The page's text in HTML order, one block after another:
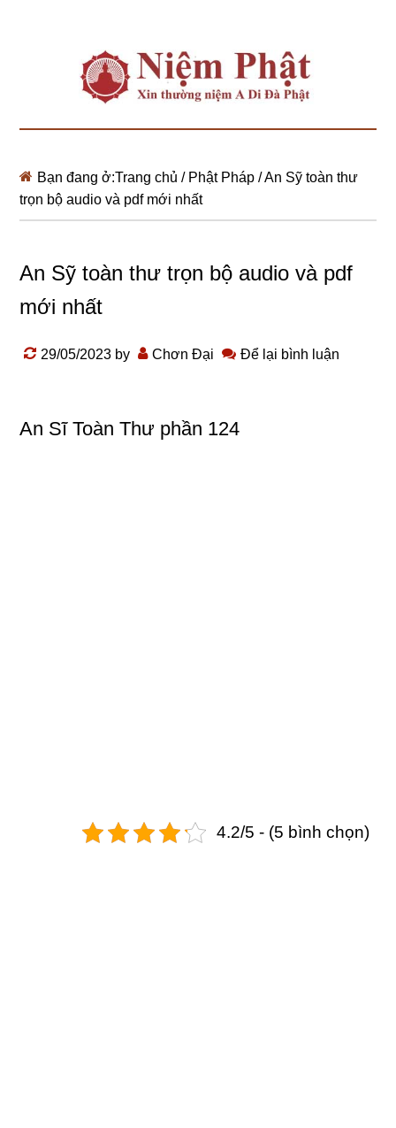
Bạn đang ở:Trang chủ / Phật Pháp /An Sỹ toàn thư
trọn bộ audio và pdf mới nhất
An Sỹ toàn thư trọn bộ audio và pdf
mới nhất
29/05/2023 by Chơn Đại Để lại bình luận
An Sĩ Toàn Thư phần 124
4.2/5 - (5 bình chọn)